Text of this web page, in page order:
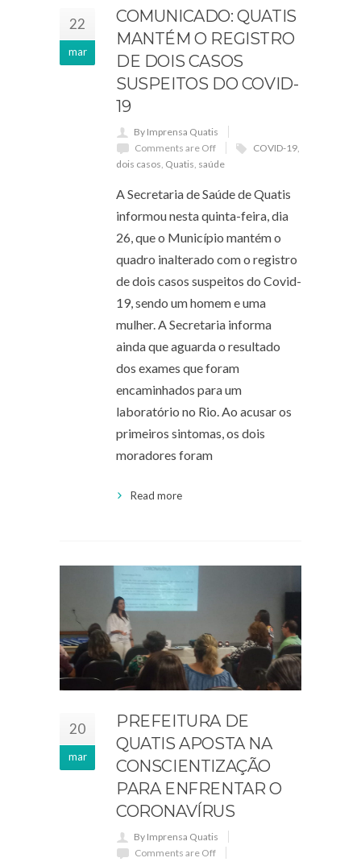
22
mar
COMUNICADO: QUATIS
MANTÉM O REGISTRO
DE DOIS CASOS
SUSPEITOS DO COVID-
19
By Imprensa Quatis
Comments are Off
COVID-19,
dois casos, Quatis, saúde
A Secretaria de Saúde de Quatis
informou nesta quinta-feira, dia
26, que o Município mantém o
quadro inalterado com o registro
de dois casos suspeitos do Covid-
19, sendo um homem e uma
mulher. A Secretaria informa
ainda que aguarda o resultado
dos exames que foram
encaminhados para um
laboratório no Rio. Ao acusar os
primeiros sintomas, os dois
moradores foram
Read more
20
mar
PREFEITURA DE
QUATIS APOSTA NA
CONSCIENTIZAÇÃO
PARA ENFRENTAR O
CORONAVÍRUS
By Imprensa Quatis
Comments are Off